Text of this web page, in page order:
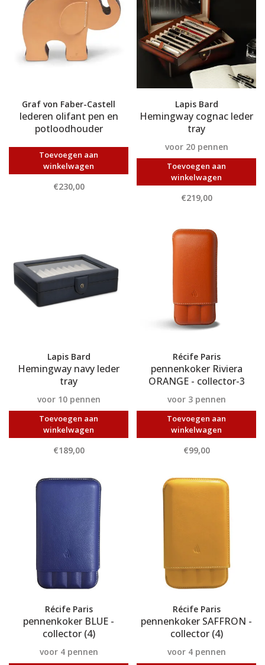
Graf von Faber-Castell
lederen olifant pen en
potloodhouder
Toevoegen aan
winkelwagen
€230,00
Lapis Bard
Hemingway cognac leder
tray
voor 20 pennen
Toevoegen aan
winkelwagen
€219,00
Lapis Bard
Hemingway navy leder
tray
voor 10 pennen
Toevoegen aan
winkelwagen
€189,00
Récife Paris
pennenkoker Riviera
ORANGE - collector-3
voor 3 pennen
Toevoegen aan
winkelwagen
€99,00
Récife Paris
pennenkoker BLUE -
collector (4)
voor 4 pennen
Récife Paris
pennenkoker SAFFRON -
collector (4)
voor 4 pennen